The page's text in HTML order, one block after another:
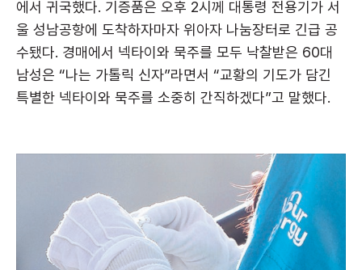
에서 귀국했다. 기증품은 오후 2시께 대통령 전용기가 서
울 성남공항에 도착하자마자 위아자 나눔장터로 긴급 공
수됐다. 경매에서 넥타이와 묵주를 모두 낙찰받은 60대
남성은 “나는 가톨릭 신자”라면서 “교황의 기도가 담긴
특별한 넥타이와 묵주를 소중히 간직하겠다”고 말했다.